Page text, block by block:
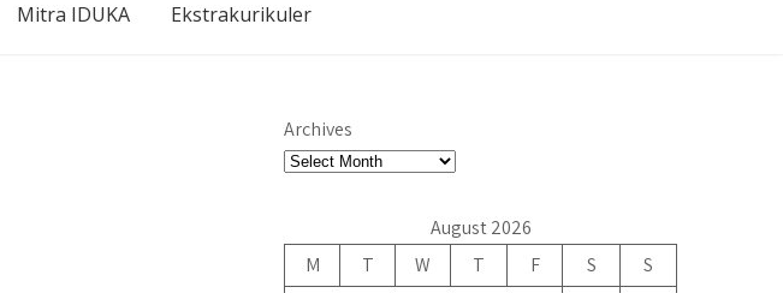
Mitra IDUKA Ekstrakurikuler
Archives
August 2026
M
T W T F S S